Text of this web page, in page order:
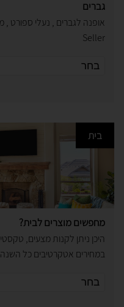
גברים
Seller
בית
מחפשים מוצרים לבית?
היכן ניתן לקנות מצעים,
במחירים אטקרטיבים כל השנה